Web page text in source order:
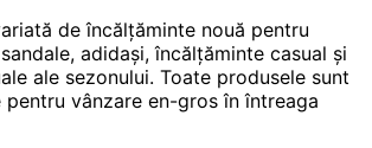
de încălțăminte nouă pentru
adidași, încălțăminte casual și
ale sezonului. Toate produsele sunt
vânzare en-gros în întreaga